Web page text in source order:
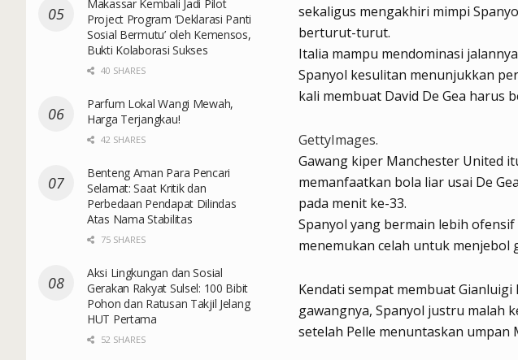
sekaligus mengakhiri mimpi
berturut-turut.
Italia mampu mendominasi
Spanyol kesulitan menunjukkan
kali membuat David De Gea harus
GettyImages.
Gawang kiper Manchester United
memanfaatkan bola liar usai De
pada menit ke-33.
Spanyol yang bermain lebih
menemukan celah untuk menjebol
Kendati sempat membuat
gawangnya, Spanyol justru malah
setelah Pelle menuntaskan umpan
Makassar Kembali Jadi Pilot
Project Program ‘Deklarasi Panti
Sosial Bermutu’ oleh Kemensos,
Bukti Kolaborasi Sukses
40 SHARES
Parfum Lokal Wangi Mewah,
Harga Terjangkau!
42 SHARES
Benteng Aman Para Pencari
Selamat: Saat Kritik dan
Perbedaan Pendapat Dilindas
Atas Nama Stabilitas
75 SHARES
Aksi Lingkungan dan Sosial
Gerakan Rakyat Sulsel: 100 Bibit
Pohon dan Ratusan Takjil Jelang
HUT Pertama
52 SHARES